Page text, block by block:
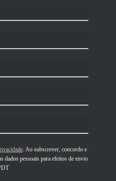
. Ao subscrever, concordo e
dados pessoais para efeitos de envio